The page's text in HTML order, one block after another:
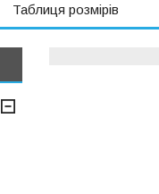
Таблиця розмірів